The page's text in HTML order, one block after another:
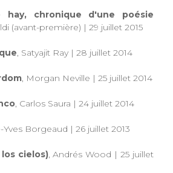
chronique d'une poésie
(avant-première) | 29 juillet 2015
, Satyajit Ray | 28 juillet 2014
, Morgan Neville | 25 juillet 2014
, Carlos Saura | 24 juillet 2014
Yves Borgeaud | 26 juillet 2013
cielos), Andrés Wood | 25 juillet